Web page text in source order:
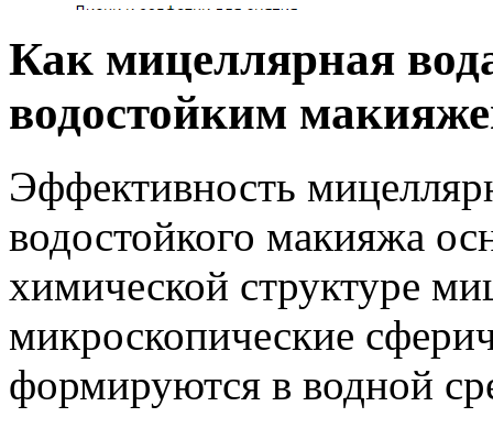
Как мицеллярная
водостойким
Эффективность
водостойкого макияжа
химической структуре
микроскопические
формируются в водной